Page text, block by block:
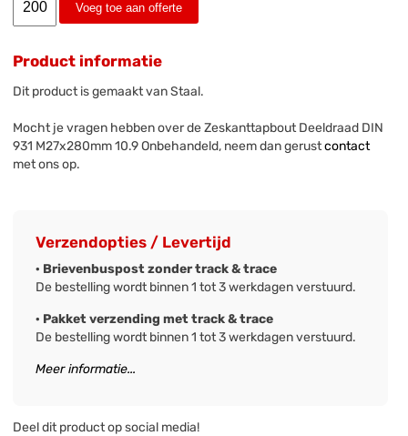
Voeg toe aan offerte
Product informatie
Dit product is gemaakt van Staal.
Mocht je vragen hebben over de Zeskanttapbout Deeldraad DIN
931 M27x280mm 10.9 Onbehandeld, neem dan gerustcontact
met ons op.
Verzendopties / Levertijd
· Brievenbuspost zonder track & trace
De bestelling wordt binnen 1 tot 3 werkdagen verstuurd.
· Pakket verzending met track & trace
De bestelling wordt binnen 1 tot 3 werkdagen verstuurd.
Meer informatie...
Deel dit product op social media!